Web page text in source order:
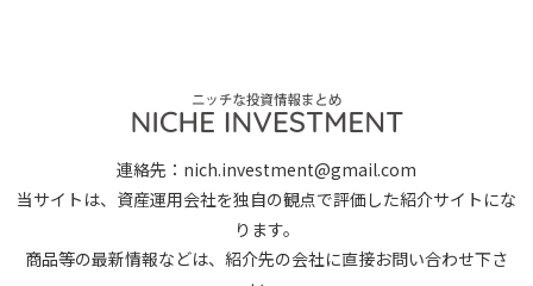
連絡先：nich.investment@gmail.com
当サイトは、資産運用会社を独自の観点で評価した紹介サイトにな
ります。
商品等の最新情報などは、紹介先の会社に直接お問い合わせ下さ